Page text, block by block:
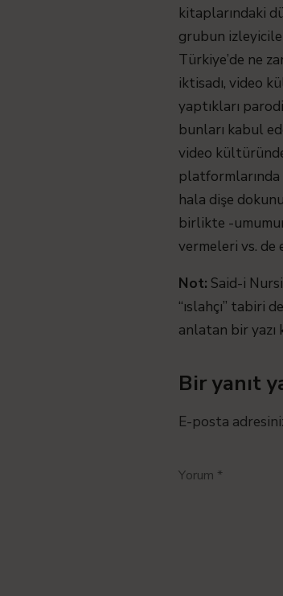
kitaplarındaki
grubun
Türkiye’de ne
iktisadı, video
yaptıkları
bunları kabul
video
hala dişe
birlikte -
vermeleri vs.
Not: Said-i
“ıslahçı” tabiri
anlatan bir yazı
Bir yanıt
E-posta
Yorum *